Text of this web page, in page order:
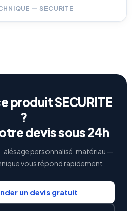
— SECURITE
produit SECURITE
?
devis sous 24h
alésage personnalisé, matériau —
vous répond rapidement.
un devis gratuit